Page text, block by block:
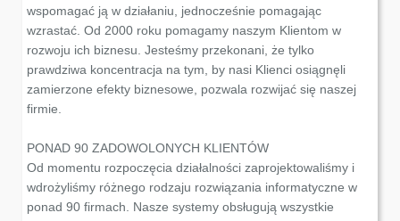
wspomagać ją w działaniu, jednocześnie pomagając
wzrastać. Od 2000 roku pomagamy naszym Klientom w
rozwoju ich biznesu. Jesteśmy przekonani, że tylko
prawdziwa koncentracja na tym, by nasi Klienci osiągnęli
zamierzone efekty biznesowe, pozwala rozwijać się naszej
firmie.
PONAD 90 ZADOWOLONYCH KLIENTÓW
Od momentu rozpoczęcia działalności zaprojektowaliśmy i
wdrożyliśmy różnego rodzaju rozwiązania informatyczne w
ponad 90 firmach. Nasze systemy obsługują wszystkie